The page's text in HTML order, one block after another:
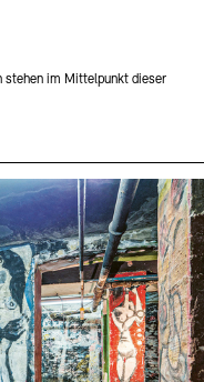
stehen im Mittelpunkt dieser